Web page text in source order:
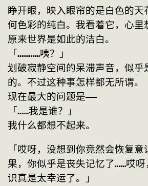
睁开眼，映入眼帘的是白色的天
何色彩的纯白。我看着它，心里
原来世界是如此的洁白。
「…………咦？」
划破寂静空间的呆滞声音，似乎
的。不过这种事怎样都无所谓。
现在最大的问题是——
「……我是谁？」
我什么都想不起来。
「哎呀，没想到你竟然会恢复
果，你似乎是丧失记忆了……哎
识真是太幸运了。」